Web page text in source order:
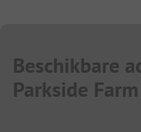
Beschikbare
Parkside